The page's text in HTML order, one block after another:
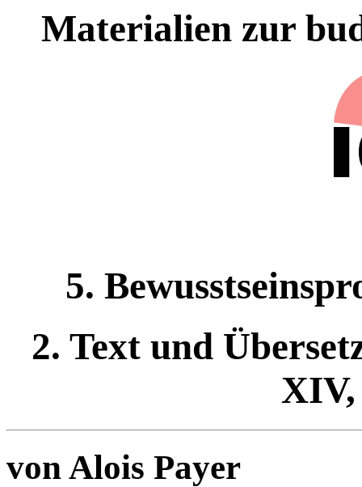
Materialien zur
5.
2. Text und
XIV,
von Alois Payer